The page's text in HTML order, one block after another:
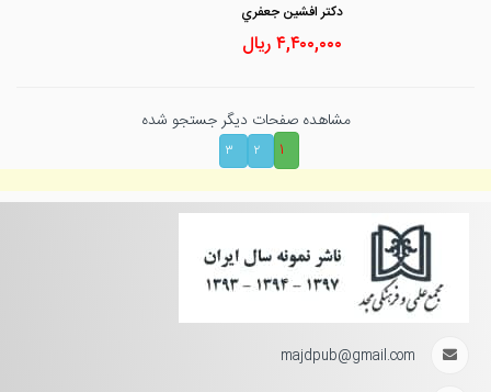
دكتر افشين جعفري
۴,۴۰۰,۰۰۰ریال
مشاهده صفحات دیگر جستجو شده
۱
۲ ۳
majdpub@gmail.com